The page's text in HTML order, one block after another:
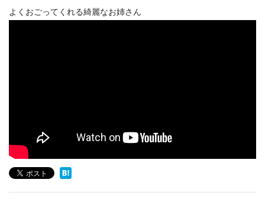
よくおごってくれる綺麗なお姉さん